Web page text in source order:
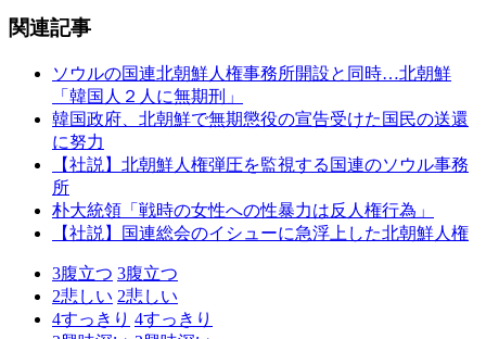
関連記事
ソウルの国連北朝鮮人権事務所開設と同時…北朝鮮
「韓国人２人に無期刑」
韓国政府、北朝鮮で無期懲役の宣告受けた国民の送還
に努力
【社説】北朝鮮人権弾圧を監視する国連のソウル事務
所
朴大統領「戦時の女性への性暴力は反人権行為」
【社説】国連総会のイシューに急浮上した北朝鮮人権
3腹立つ 3腹立つ
2悲しい 2悲しい
4すっきり 4すっきり